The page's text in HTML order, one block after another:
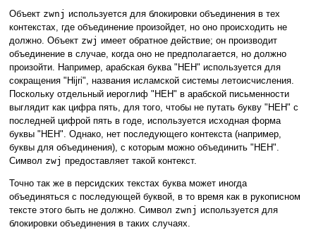
Объект zwnj используется для блокировки объединения в тех
контекстах, где объединение произойдет, но оно происходить не
должно. Объект zwj имеет обратное действие; он производит
объединение в случае, когда оно не предполагается, но должно
произойти. Например, арабская буква "HEH" используется для
сокращения "Hijri", названия исламской системы летоисчисления.
Поскольку отдельный иероглиф "HEH" в арабской письменности
выглядит как цифра пять, для того, чтобы не путать букву "HEH" с
последней цифрой пять в годе, используется исходная форма
буквы "HEH". Однако, нет последующего контекста (например,
буквы для объединения), с которым можно объединить "HEH".
Символ zwj предоставляет такой контекст.
Точно так же в персидских текстах буква может иногда
объединяться с последующей буквой, в то время как в рукописном
тексте этого быть не должно. Символ zwnj используется для
блокировки объединения в таких случаях.